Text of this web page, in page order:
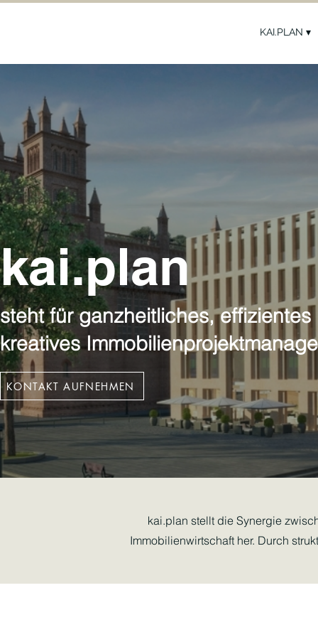
KAI.PLAN ▾
kai.plan
steht für ganzheitliches, effizientes
kreatives
KONTAKT AUFNEHMEN
kai.plan stellt die Synergie
Immobilienwirtschaft her. Durch